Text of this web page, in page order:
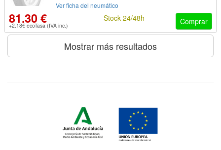
Ver ficha del neumático
81.30 €
+2.18€ ecoTasa (IVA inc.) Comprar
Stock 24/48h
Mostrar más resultados